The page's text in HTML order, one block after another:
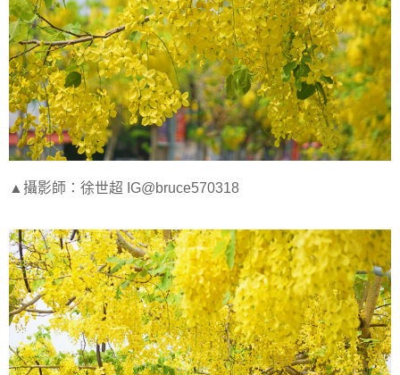
▲攝影師：徐世超 IG@bruce570318